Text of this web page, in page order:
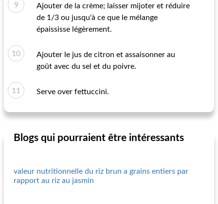
Ajouter de la crème; laisser mijoter et réduire
de 1/3 ou jusqu'à ce que le mélange
épaississe légèrement.
Ajouter le jus de citron et assaisonner au
goût avec du sel et du poivre.
Serve over fettuccini.
Blogs qui pourraient être intéressants
valeur nutritionnelle du riz brun a grains entiers par
rapport au riz au jasmin